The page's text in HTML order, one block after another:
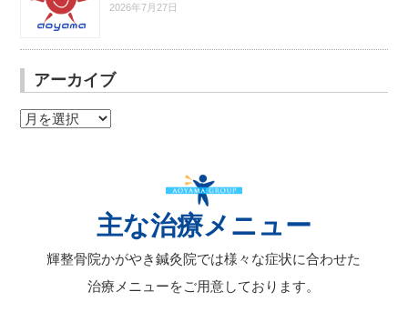
2026年7月27日
アーカイブ
ア
主な治療メニュー
輝整骨院かがやき鍼灸院では様々な症状に合わせた
治療メニューをご用意しております。